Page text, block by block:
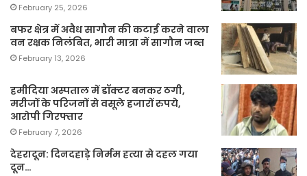
February 25, 2026
बफर क्षेत्र में अवैध सागौन की कटाई करने वाला
वन रक्षक निलंबित, भारी मात्रा में सागौन जब्त
February 13, 2026
हमीदिया अस्पताल में डॉक्टर बनकर ठगी,
मरीजों के परिजनों से वसूले हजारों रुपये,
आरोपी गिरफ्तार
February 7, 2026
देहरादून: दिनदहाड़े निर्मम हत्या से दहल गया
दून…